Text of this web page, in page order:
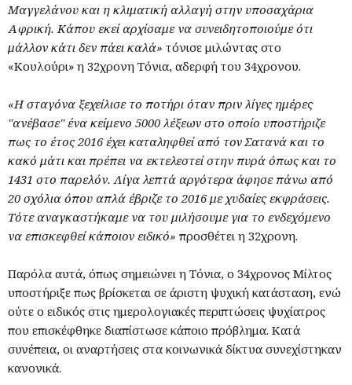
Μαγγελάνου και η κλιματική αλλαγή στην υποσαχάρια
Αφρική. Κάπου εκεί αρχίσαμε να συνειδητοποιούμε ότι
μάλλον κάτι δεν πάει καλά» τόνισε μιλώντας στο
«Κουλούρι» η 32χρονη Τόνια, αδερφή του 34χρονου.
«Η σταγόνα ξεχείλισε το ποτήρι όταν πριν λίγες ημέρες
"ανέβασε" ένα κείμενο 5000 λέξεων στο οποίο υποστήριζε
πως το έτος 2016 έχει καταληφθεί από τον Σατανά και το
κακό μάτι και πρέπει να εκτελεστεί στην πυρά όπως και το
1431 στο παρελόν. Λίγα λεπτά αργότερα άφησε πάνω από
20 σχόλια όπου απλά έβριζε το 2016 με χυδαίες εκφράσεις.
Τότε αναγκαστήκαμε να του μιλήσουμε για το ενδεχόμενο
να επισκεφθεί κάποιον ειδικό» προσθέτει η 32χρονη.
Παρόλα αυτά, όπως σημειώνει η Τόνια, ο 34χρονος Μίλτος
υποστήριξε πως βρίσκεται σε άριστη ψυχική κατάσταση, ενώ
ούτε ο ειδικός στις ημερολογιακές περιπτώσεις ψυχίατρος
που επισκέφθηκε διαπίστωσε κάποιο πρόβλημα. Κατά
συνέπεια, οι αναρτήσεις στα κοινωνικά δίκτυα συνεχίστηκαν
κανονικά.